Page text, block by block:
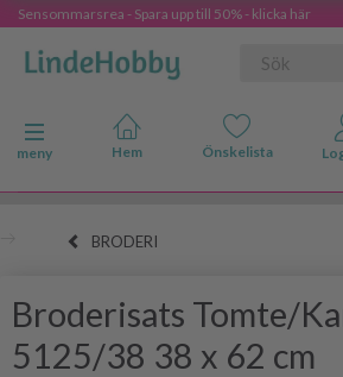
Sensommarsrea - Spara upp till 50% - klicka här
Ändra navigering
meny
BRODERI
Broderisats Tomte/
5125/38 38 x 62 cm